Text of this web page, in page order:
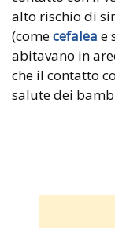
alto rischio di
(comecefalea e
abitavano in
che il contatto
salute dei